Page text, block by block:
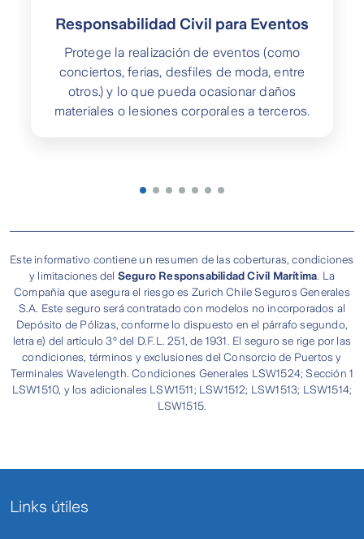
Responsabilidad Civil para Eventos
Protege la realización de eventos (como
conciertos, ferias, desfiles de moda, entre
otros.) y lo que pueda ocasionar daños
materiales o lesiones corporales a terceros.
Este informativo contiene un resumen de las coberturas, condiciones
y limitaciones del Seguro Responsabilidad Civil Marítima. La
Compañía que asegura el riesgo es Zurich Chile Seguros Generales
S.A. Este seguro será contratado con modelos no incorporados al
Depósito de Pólizas, conforme lo dispuesto en el párrafo segundo,
letra e) del artículo 3º del D.F.L. 251, de 1931. El seguro se rige por las
condiciones, términos y exclusiones del Consorcio de Puertos y
Terminales Wavelength. Condiciones Generales LSW1524; Sección 1
LSW1510, y los adicionales LSW1511; LSW1512; LSW1513; LSW1514;
LSW1515.
Links útiles